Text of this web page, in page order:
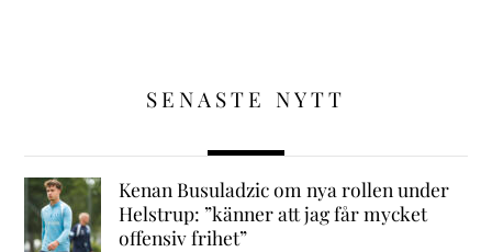
SENASTE NYTT
Kenan Busuladzic om nya rollen under
Helstrup: ”känner att jag får mycket
offensiv frihet”